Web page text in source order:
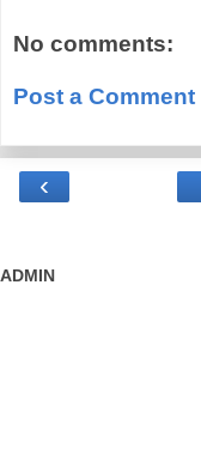
No comments:
Post a Comment
‹
ADMIN